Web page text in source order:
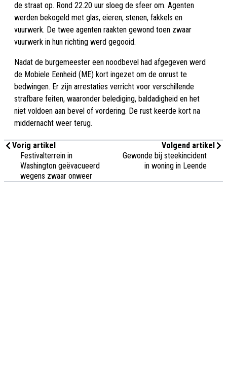
de straat op. Rond 22.20 uur sloeg de sfeer om. Agenten
werden bekogeld met glas, eieren, stenen, fakkels en
vuurwerk. De twee agenten raakten gewond toen zwaar
vuurwerk in hun richting werd gegooid.
Nadat de burgemeester een noodbevel had afgegeven werd
de Mobiele Eenheid (ME) kort ingezet om de onrust te
bedwingen. Er zijn arrestaties verricht voor verschillende
strafbare feiten, waaronder belediging, baldadigheid en het
niet voldoen aan bevel of vordering. De rust keerde kort na
middernacht weer terug.
Vorig artikel
Festivalterrein in
Washington geëvacueerd
wegens zwaar onweer
Volgend artikel
Gewonde bij steekincident
in woning in Leende